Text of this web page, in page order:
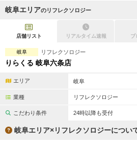
初回割引あり
団体割引
2名様歓迎
完全個室
ペアルームあり
岐阜エリアのリフレクソロジー
店舗リスト リアルタイム速報 ブ
岐阜 リフレクソロジー
りらくる 岐阜六条店
エリア 岐阜
業種 リフレクソロジー
こだわり条件 24時以降も受付
岐阜エリア×リフレクソロジーについ